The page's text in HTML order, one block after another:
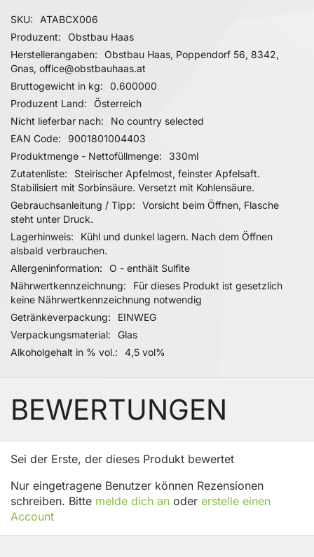
Mehr Informationen
SKU
ATABCX006
Produzent
Obstbau Haas
Herstellerangaben
Obstbau Haas, Poppendorf 56, 8342,
Gnas, office@obstbauhaas.at
Bruttogewicht in kg
0.600000
Produzent Land
Österreich
Nicht lieferbar nach
No country selected
EAN Code
9001801004403
Produktmenge - Nettofüllmenge
330ml
Zutatenliste
Steirischer Apfelmost, feinster Apfelsaft.
Stabilisiert mit Sorbinsäure. Versetzt mit Kohlensäure.
Gebrauchsanleitung / Tipp
Vorsicht beim Öffnen, Flasche
steht unter Druck.
Lagerhinweis
Kühl und dunkel lagern. Nach dem Öffnen
alsbald verbrauchen.
Allergeninformation
O - enthält Sulfite
Nährwertkennzeichnung
Für dieses Produkt ist gesetzlich
keine Nährwertkennzeichnung notwendig
Getränkeverpackung
EINWEG
Verpackungsmaterial
Glas
Alkoholgehalt in % vol.
4,5 vol%
BEWERTUNGEN
Sei der Erste, der dieses Produkt bewertet
Nur eingetragene Benutzer können Rezensionen
schreiben. Bitte melde dich an oder erstelle einen
Account